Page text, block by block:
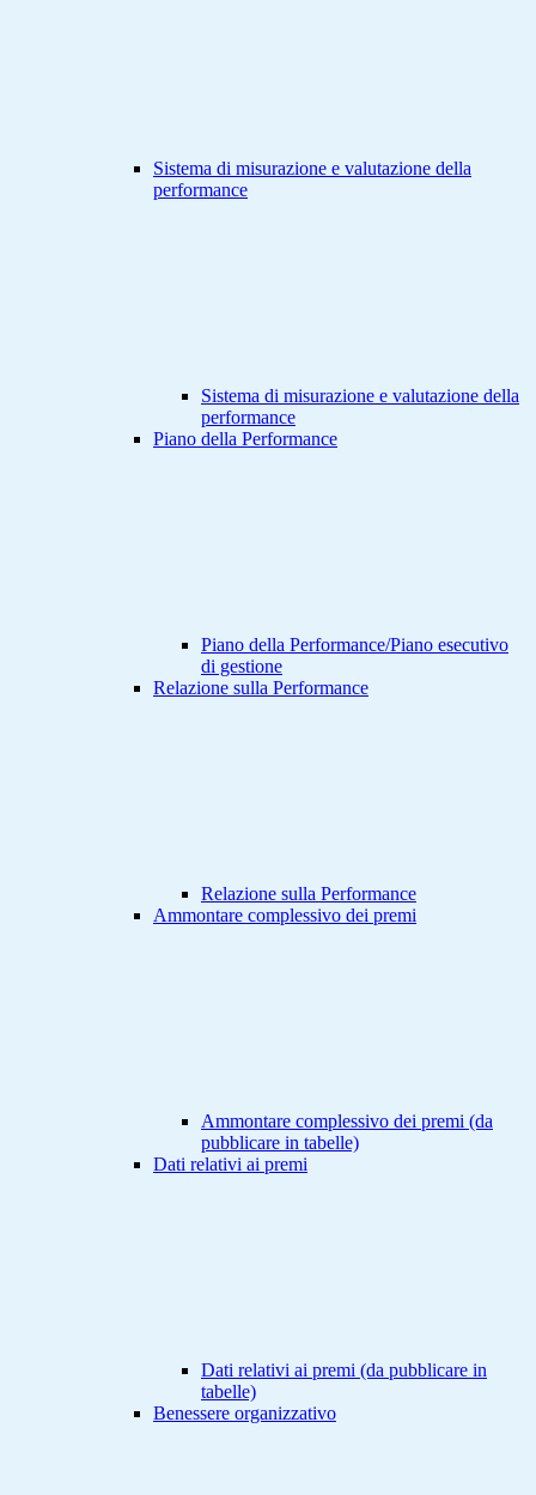
Sistema di misurazione e valutazione della
performance
Sistema di misurazione e valutazione della
performance
Piano della Performance
Piano della Performance/Piano esecutivo
di gestione
Relazione sulla Performance
Relazione sulla Performance
Ammontare complessivo dei premi
Ammontare complessivo dei premi (da
pubblicare in tabelle)
Dati relativi ai premi
Dati relativi ai premi (da pubblicare in
tabelle)
Benessere organizzativo